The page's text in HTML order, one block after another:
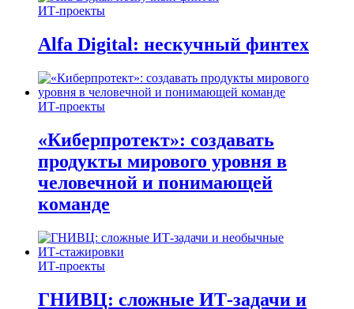
ИТ-проекты
Alfa Digital: нескучный финтех
ИТ-проекты
«Киберпротект»: создавать
продукты мирового уровня в
человечной и понимающей
команде
ИТ-проекты
ГНИВЦ: сложные ИТ‑задачи и